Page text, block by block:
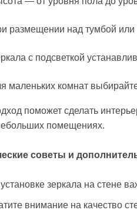
размещении над тумбой или
с подсветкой
маленьких комнат
поможет сделать
помещениях.
советы и
зеркала на стене
внимание на качество